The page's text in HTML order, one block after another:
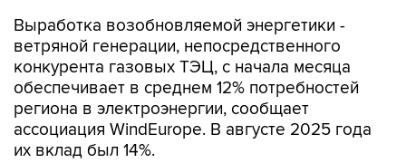
Выработка возобновляемой энергетики -
ветряной генерации, непосредственного
конкурента газовых ТЭЦ, с начала месяца
обеспечивает в среднем 12% потребностей
региона в электроэнергии, сообщает
ассоциация WindEurope. В августе 2025 года
их вклад был 14%.